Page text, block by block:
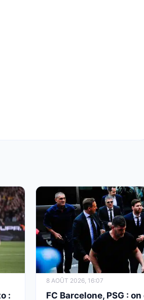
:
8 AOÛT 2026, 16:07
FC Barcelone, PSG : on